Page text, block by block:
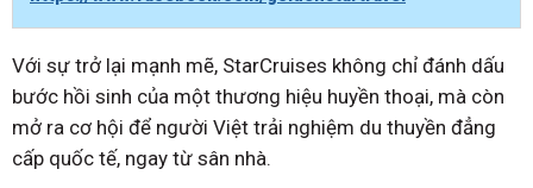
Với sự trở lại mạnh mẽ, StarCruises không chỉ đánh dấu
bước hồi sinh của một thương hiệu huyền thoại, mà còn
mở ra cơ hội để người Việt trải nghiệm du thuyền đẳng
cấp quốc tế, ngay từ sân nhà.